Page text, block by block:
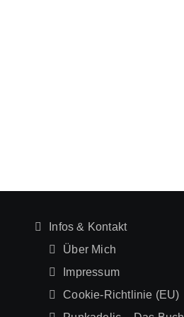
Infos & Kontakt
Über Mich
Impressum
Cookie-Richtlinie (EU)